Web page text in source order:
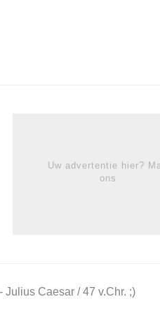
Uw advertentie hier?
ons
Julius Caesar / 47 v.Chr. ;)